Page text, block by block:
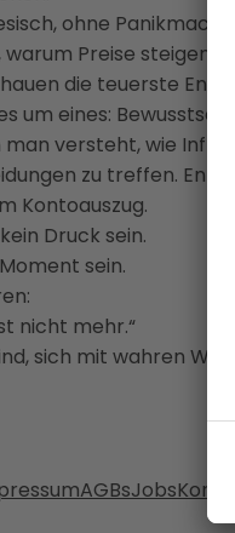
ohne
warum Preise
die teuerste
um eines: Bewusstsein.
versteht, wie
zu treffen.
Kontoauszug.
Druck sein.
sein.
nicht mehr.“
sich mit wahren
AGBsJobs